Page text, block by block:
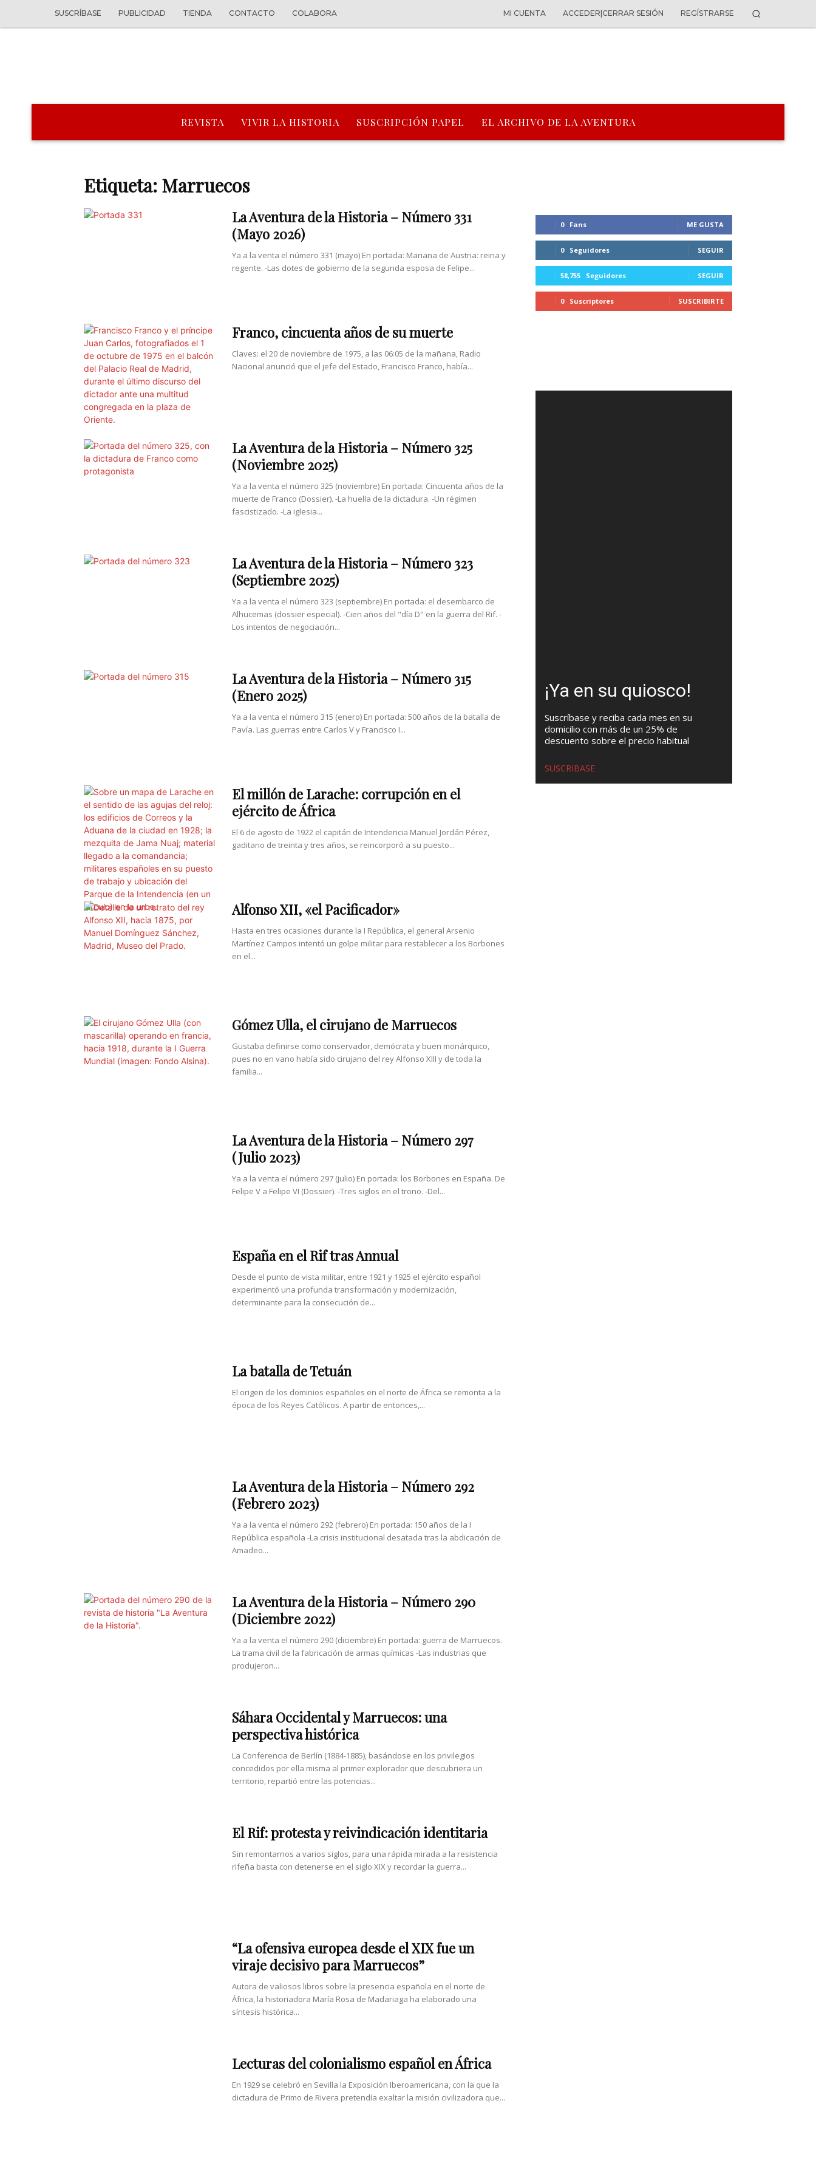
SUSCRÍBASE PUBLICIDAD TIENDA CONTACTO COLABORA MI CUENTA ACCEDER|CERRAR SESIÓN REGÍSTRARSE
REVISTA VIVIR LA HISTORIA SUSCRIPCIÓN PAPEL EL ARCHIVO DE LA AVENTURA
Etiqueta: Marruecos
La Aventura de la Historia – Número 331
(Mayo 2026)
Ya a la venta el número 331 (mayo) En portada: Mariana de Austria: reina y
regente. -Las dotes de gobierno de la segunda esposa de Felipe...
Franco, cincuenta años de su muerte
Claves: el 20 de noviembre de 1975, a las 06:05 de la mañana, Radio
Nacional anunció que el jefe del Estado, Francisco Franco, había...
La Aventura de la Historia – Número 325
(Noviembre 2025)
Ya a la venta el número 325 (noviembre) En portada: Cincuenta años de la
muerte de Franco (Dossier). -La huella de la dictadura. -Un régimen
fascistizado. -La iglesia...
La Aventura de la Historia – Número 323
(Septiembre 2025)
Ya a la venta el número 323 (septiembre) En portada: el desembarco de
Alhucemas (dossier especial). -Cien años del "día D" en la guerra del Rif. -
Los intentos de negociación...
La Aventura de la Historia – Número 315
(Enero 2025)
Ya a la venta el número 315 (enero) En portada: 500 años de la batalla de
Pavía. Las guerras entre Carlos V y Francisco I...
El millón de Larache: corrupción en el
ejército de África
El 6 de agosto de 1922 el capitán de Intendencia Manuel Jordán Pérez,
gaditano de treinta y tres años, se reincorporó a su puesto...
Alfonso XII, «el Pacificador»
Hasta en tres ocasiones durante la I República, el general Arsenio
Martínez Campos intentó un golpe militar para restablecer a los Borbones
en el...
Gómez Ulla, el cirujano de Marruecos
Gustaba definirse como conservador, demócrata y buen monárquico,
pues no en vano había sido cirujano del rey Alfonso XIII y de toda la
familia...
La Aventura de la Historia – Número 297
(Julio 2023)
Ya a la venta el número 297 (julio) En portada: los Borbones en España. De
Felipe V a Felipe VI (Dossier). -Tres siglos en el trono. -Del...
España en el Rif tras Annual
Desde el punto de vista militar, entre 1921 y 1925 el ejército español
experimentó una profunda transformación y modernización,
determinante para la consecución de...
La batalla de Tetuán
El origen de los dominios españoles en el norte de África se remonta a la
época de los Reyes Católicos. A partir de entonces,...
La Aventura de la Historia – Número 292
(Febrero 2023)
Ya a la venta el número 292 (febrero) En portada: 150 años de la I
República española -La crisis institucional desatada tras la abdicación de
Amadeo...
La Aventura de la Historia – Número 290
(Diciembre 2022)
Ya a la venta el número 290 (diciembre) En portada: guerra de Marruecos.
La trama civil de la fabricación de armas químicas -Las industrias que
produjeron...
Sáhara Occidental y Marruecos: una
perspectiva histórica
La Conferencia de Berlín (1884-1885), basándose en los privilegios
concedidos por ella misma al primer explorador que descubriera un
territorio, repartió entre las potencias...
El Rif: protesta y reivindicación identitaria
Sin remontarnos a varios siglos, para una rápida mirada a la resistencia
rifeña basta con detenerse en el siglo XIX y recordar la guerra...
“La ofensiva europea desde el XIX fue un
viraje decisivo para Marruecos”
Autora de valiosos libros sobre la presencia española en el norte de
África, la historiadora María Rosa de Madariaga ha elaborado una
síntesis histórica...
Lecturas del colonialismo español en África
En 1929 se celebró en Sevilla la Exposición Iberoamericana, con la que la
dictadura de Primo de Rivera pretendía exaltar la misión civilizadora que...
0 Fans ME GUSTA
0 Seguidores SEGUIR
58,755 Seguidores SEGUIR
0 Suscriptores SUSCRIBIRTE
¡Ya en su quiosco!
Suscríbase y reciba cada mes en su
domicilio con más de un 25% de
descuento sobre el precio habitual
SUSCRIBASE